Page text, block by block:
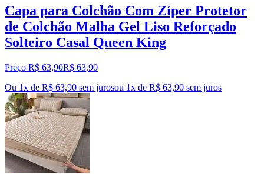
Capa para Colchão Com Zíper Protetor
de Colchão Malha Gel Liso Reforçado
Solteiro Casal Queen King
Preço R$ 63,90R$ 63,90
Ou 1x de R$ 63,90 sem jurosou 1x de R$ 63,90 sem juros